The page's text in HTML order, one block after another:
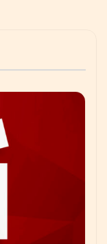
sector